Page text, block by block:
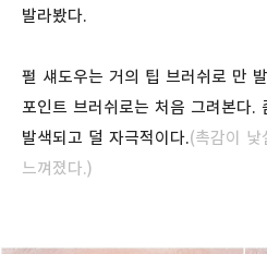
발라봤다.
펄 섀도우는 거의 팁 브러쉬로 만
포인트 브러쉬로는 처음 그려본다.
발색되고 덜 자극적이다.(촉감이 낯
느껴졌다.)